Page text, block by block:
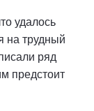
удалось
на трудный
ряд
предстоит